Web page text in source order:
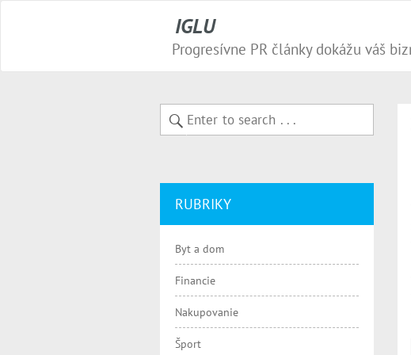
IGLU
RUBRIKY
Byt a dom
Financie
Nakupovanie
Šport